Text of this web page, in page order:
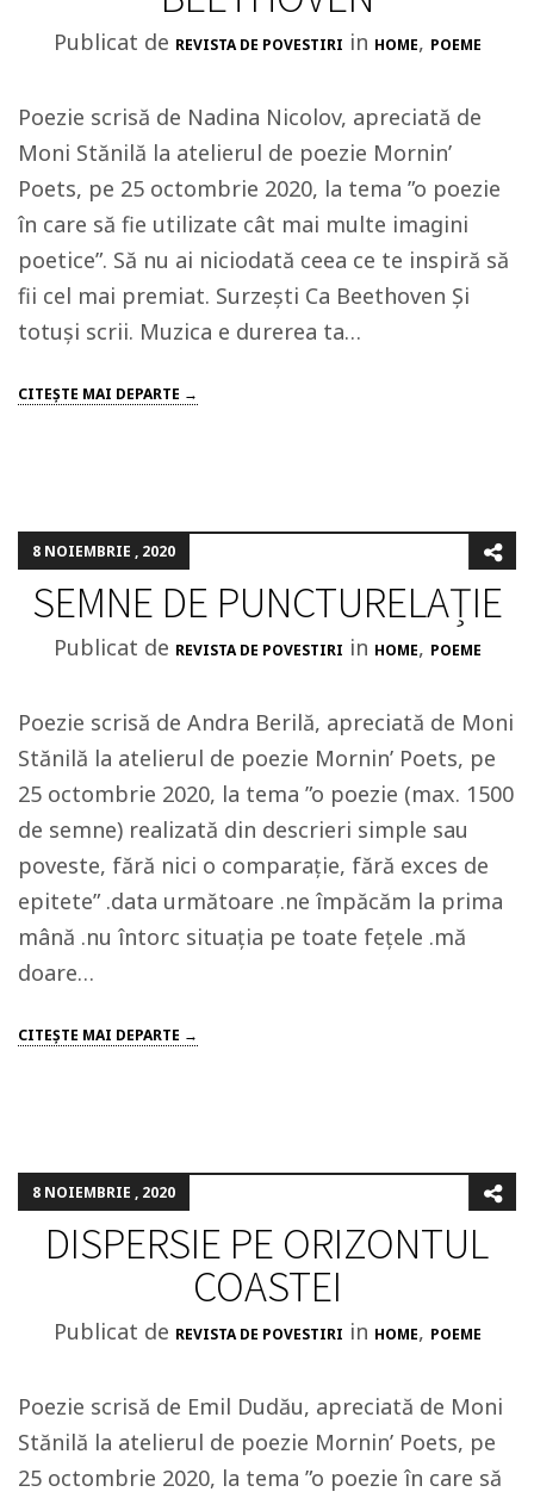
Publicat de REVISTA DE POVESTIRI in HOME, POEME
Poezie scrisă de Nadina Nicolov, apreciată de
Moni Stănilă la atelierul de poezie Mornin’
Poets, pe 25 octombrie 2020, la tema ”o poezie
în care să fie utilizate cât mai multe imagini
poetice”. Să nu ai niciodată ceea ce te inspiră să
fii cel mai premiat. Surzești Ca Beethoven Și
totuși scrii. Muzica e durerea ta…
CITEŞTE MAI DEPARTE →
8 NOIEMBRIE , 2020
SEMNE DE PUNCTURELAȚIE
Publicat de REVISTA DE POVESTIRI in HOME, POEME
Poezie scrisă de Andra Berilă, apreciată de Moni
Stănilă la atelierul de poezie Mornin’ Poets, pe
25 octombrie 2020, la tema ”o poezie (max. 1500
de semne) realizată din descrieri simple sau
poveste, fără nici o comparație, fără exces de
epitete” .data următoare .ne împăcăm la prima
mână .nu întorc situația pe toate fețele .mă
doare…
CITEŞTE MAI DEPARTE →
8 NOIEMBRIE , 2020
DISPERSIE PE ORIZONTUL
COASTEI
Publicat de REVISTA DE POVESTIRI in HOME, POEME
Poezie scrisă de Emil Dudău, apreciată de Moni
Stănilă la atelierul de poezie Mornin’ Poets, pe
25 octombrie 2020, la tema ”o poezie în care să